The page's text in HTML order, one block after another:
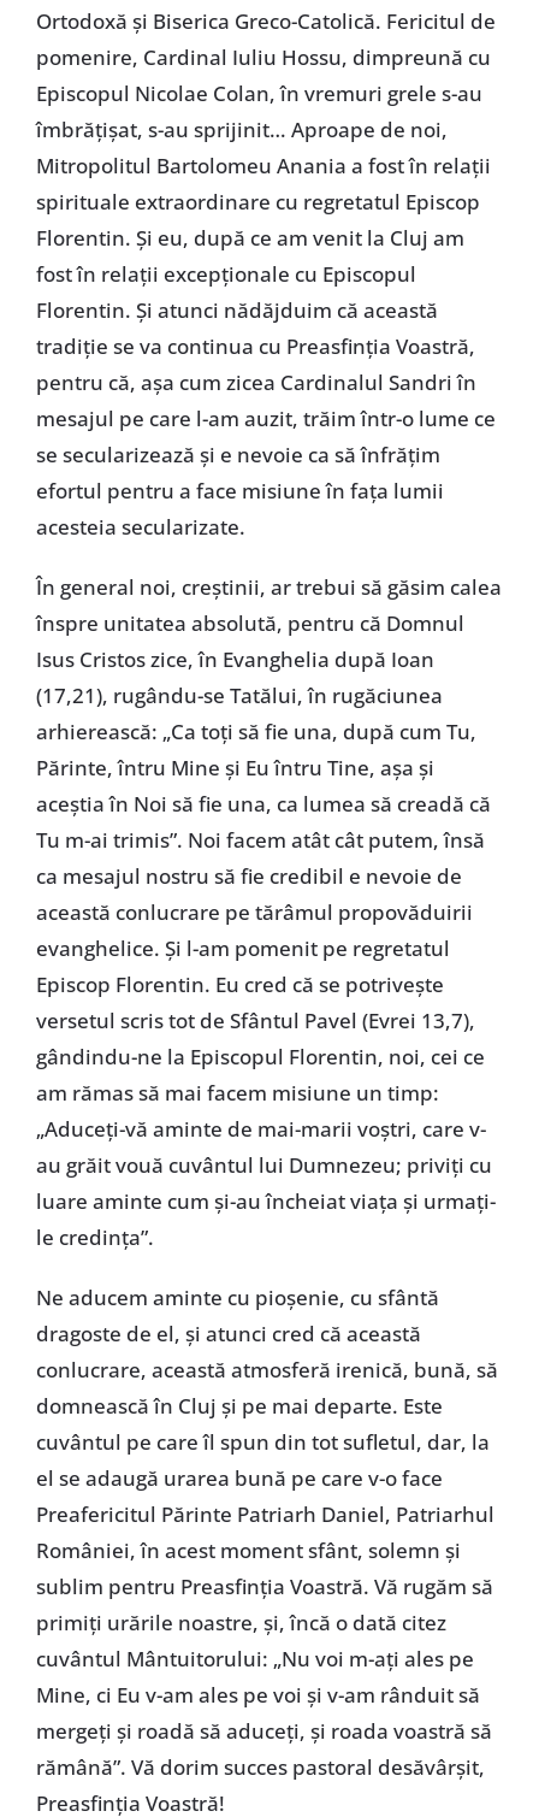
Ortodoxă și Biserica Greco-Catolică. Fericitul de
pomenire, Cardinal Iuliu Hossu, dimpreună cu
Episcopul Nicolae Colan, în vremuri grele s-au
îmbrățișat, s-au sprijinit… Aproape de noi,
Mitropolitul Bartolomeu Anania a fost în relații
spirituale extraordinare cu regretatul Episcop
Florentin. Și eu, după ce am venit la Cluj am
fost în relații excepționale cu Episcopul
Florentin. Și atunci nădăjduim că această
tradiție se va continua cu Preasfinția Voastră,
pentru că, așa cum zicea Cardinalul Sandri în
mesajul pe care l-am auzit, trăim într-o lume ce
se secularizează și e nevoie ca să înfrățim
efortul pentru a face misiune în fața lumii
acesteia secularizate.
În general noi, creștinii, ar trebui să găsim calea
înspre unitatea absolută, pentru că Domnul
Isus Cristos zice, în Evanghelia după Ioan
(17,21), rugându-se Tatălui, în rugăciunea
arhierească: „Ca toți să fie una, după cum Tu,
Părinte, întru Mine și Eu întru Tine, așa și
aceștia în Noi să fie una, ca lumea să creadă că
Tu m-ai trimis”. Noi facem atât cât putem, însă
ca mesajul nostru să fie credibil e nevoie de
această conlucrare pe tărâmul propovăduirii
evanghelice. Și l-am pomenit pe regretatul
Episcop Florentin. Eu cred că se potrivește
versetul scris tot de Sfântul Pavel (Evrei 13,7),
gândindu-ne la Episcopul Florentin, noi, cei ce
am rămas să mai facem misiune un timp:
„Aduceți-vă aminte de mai-marii voștri, care v-
au grăit vouă cuvântul lui Dumnezeu; priviți cu
luare aminte cum și-au încheiat viața și urmați-
le credința”.
Ne aducem aminte cu pioșenie, cu sfântă
dragoste de el, și atunci cred că această
conlucrare, această atmosferă irenică, bună, să
domnească în Cluj și pe mai departe. Este
cuvântul pe care îl spun din tot sufletul, dar, la
el se adaugă urarea bună pe care v-o face
Preafericitul Părinte Patriarh Daniel, Patriarhul
României, în acest moment sfânt, solemn și
sublim pentru Preasfinția Voastră. Vă rugăm să
primiți urările noastre, și, încă o dată citez
cuvântul Mântuitorului: „Nu voi m-ați ales pe
Mine, ci Eu v-am ales pe voi și v-am rânduit să
mergeți și roadă să aduceți, și roada voastră să
rămână”. Vă dorim succes pastoral desăvârșit,
Preasfinția Voastră!